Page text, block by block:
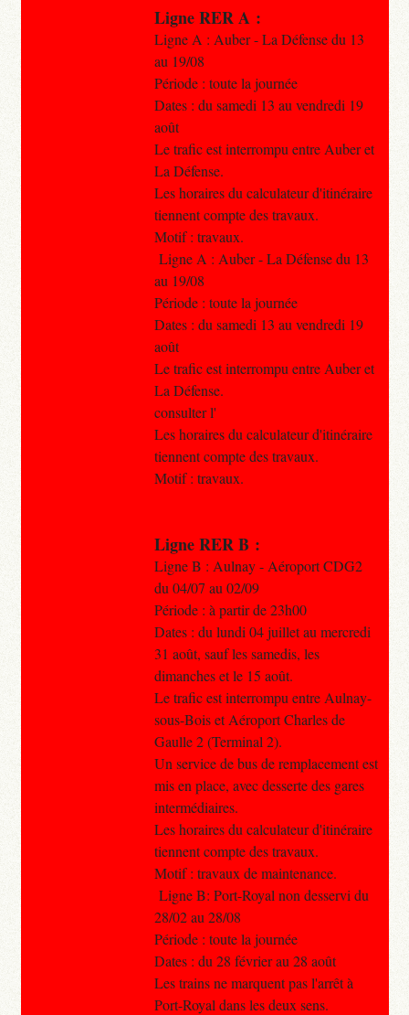
Ligne RER A :
Ligne A : Auber - La Défense du 13
au 19/08
Période : toute la journée
Dates : du samedi 13 au vendredi 19
août
Le trafic est interrompu entre Auber et
La Défense.
Les horaires du calculateur d'itinéraire
tiennent compte des travaux.
Motif : travaux.
Ligne A : Auber - La Défense du 13
au 19/08
Période : toute la journée
Dates : du samedi 13 au vendredi 19
août
Le trafic est interrompu entre Auber et
La Défense.
consulter l'
Les horaires du calculateur d'itinéraire
tiennent compte des travaux.
Motif : travaux.
Ligne RER B :
Ligne B : Aulnay - Aéroport CDG2
du 04/07 au 02/09
Période : à partir de 23h00
Dates : du lundi 04 juillet au mercredi
31 août, sauf les samedis, les
dimanches et le 15 août.
Le trafic est interrompu entre Aulnay-
sous-Bois et Aéroport Charles de
Gaulle 2 (Terminal 2).
Un service de bus de remplacement est
mis en place, avec desserte des gares
intermédiaires.
Les horaires du calculateur d'itinéraire
tiennent compte des travaux.
Motif : travaux de maintenance.
Ligne B: Port-Royal non desservi du
28/02 au 28/08
Période : toute la journée
Dates : du 28 février au 28 août
Les trains ne marquent pas l'arrêt à
Port-Royal dans les deux sens.